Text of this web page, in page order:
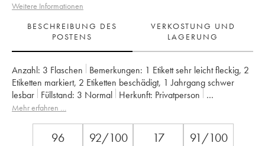
Weitere Informationen
BESCHREIBUNG DES
POSTENS
VERKOSTUNG UND
LAGERUNG
Anzahl: 3 Flaschen Bemerkungen: 1 Etikett sehr leicht fleckig, 2
Etiketten markiert, 2 Etiketten beschädigt, 1 Jahrgang schwer
lesbar Füllstand: 3 Normal Herkunft:
privatperson
Mwst. erstattbar:
Eigentümer:
Dominio de Pingus - Peter Sisseck
Mehr erfahren …
96 92/100 17 91/100